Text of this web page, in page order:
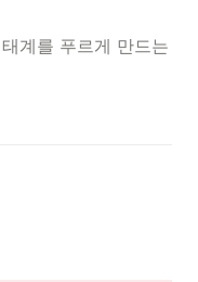
계를 푸르게 만드는